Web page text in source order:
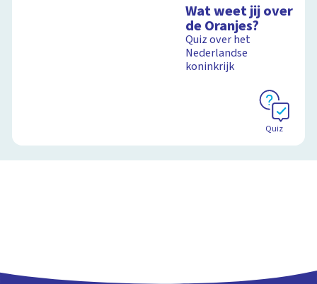
Wat weet jij over
de Oranjes?
Quiz over het
Nederlandse
koninkrijk
Quiz